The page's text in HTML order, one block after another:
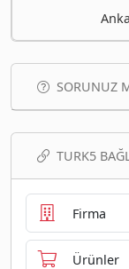
SORUNUZ
TURK5
Firma
Ürünler